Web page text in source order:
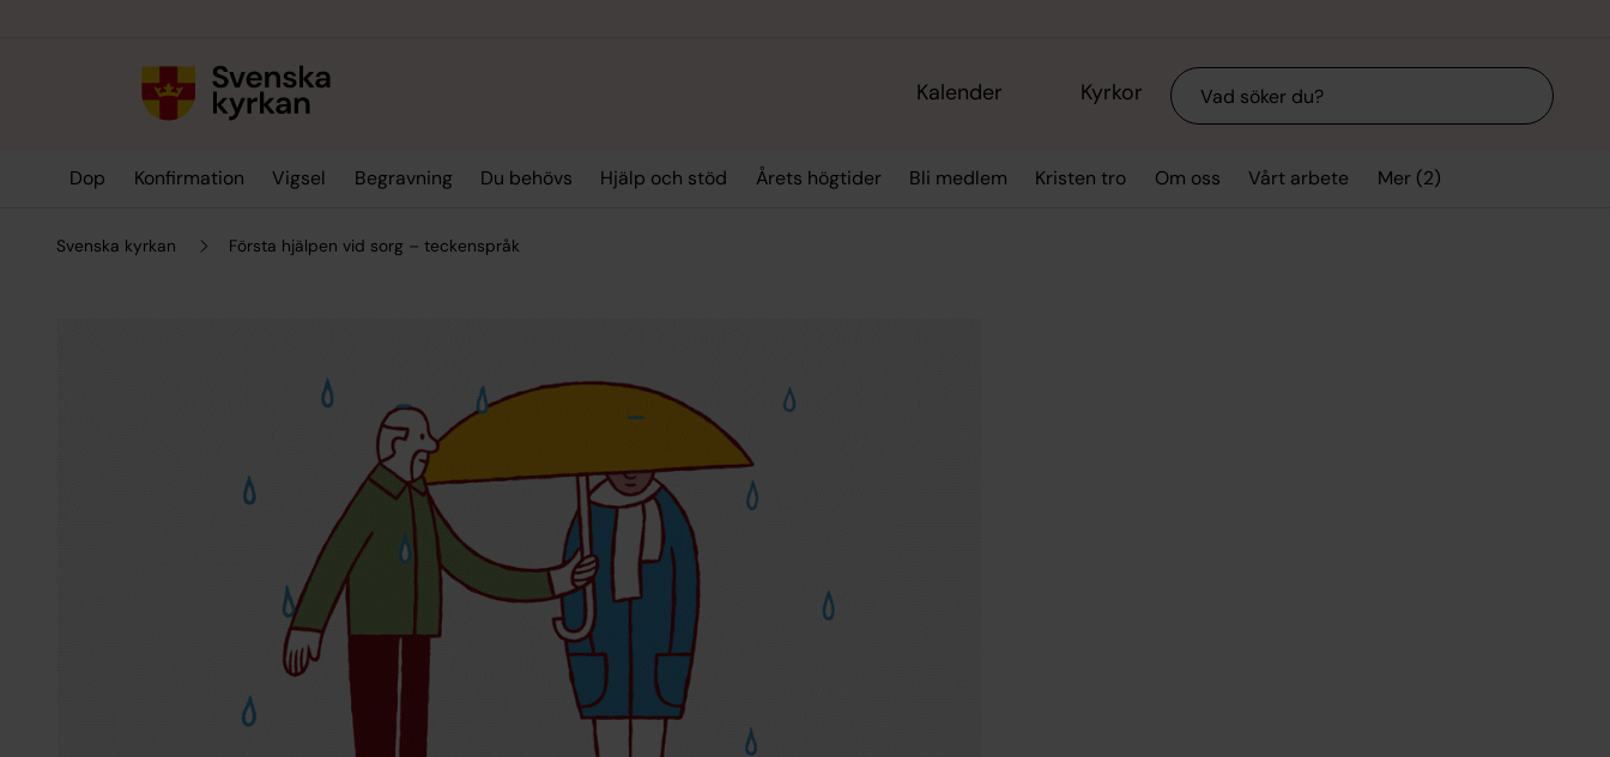
Kalender Kyrkor Sök
Dop Konfirmation Vigsel Begravning Du behövs Hjälp och stöd Årets högtider Bli medlem Kristen tro Om oss Vårt arbete Mer (2)
Svenska kyrkan Första hjälpen vid sorg – teckenspråk